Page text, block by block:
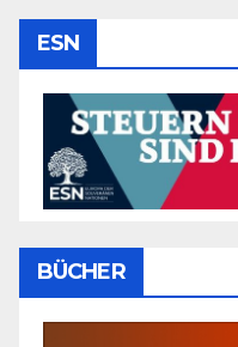
ESN
BÜCHER